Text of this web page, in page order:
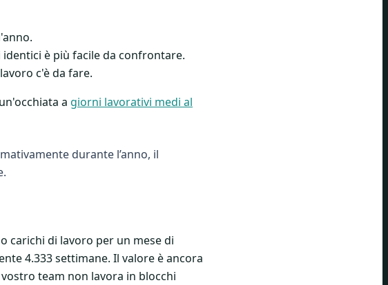
è più facile da confrontare.
c'è da fare.
a giorni lavorativi medi al
durante l’anno, il
carichi di lavoro per un mese di
4.333 settimane. Il valore è ancora
team non lavora in blocchi